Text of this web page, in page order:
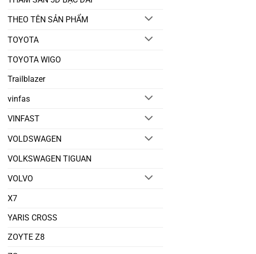
THEO TÊN SẢN PHẨM
TOYOTA
TOYOTA WIGO
Trailblazer
vinfas
VINFAST
VOLDSWAGEN
VOLKSWAGEN TIGUAN
VOLVO
X7
YARIS CROSS
ZOYTE Z8